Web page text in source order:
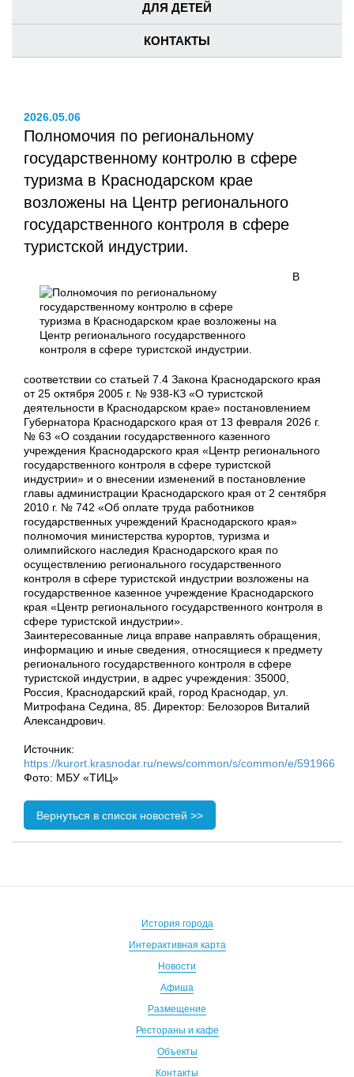
ДЛЯ ДЕТЕЙ
КОНТАКТЫ
2026.05.06
Полномочия по региональному
государственному контролю в сфере
туризма в Краснодарском крае
возложены на Центр регионального
государственного контроля в сфере
туристской индустрии.
В
соответствии со статьей 7.4 Закона Краснодарского края
от 25 октября 2005 г. № 938-КЗ «О туристской
деятельности в Краснодарском крае» постановлением
Губернатора Краснодарского края от 13 февраля 2026 г.
№ 63 «О создании государственного казенного
учреждения Краснодарского края «Центр регионального
государственного контроля в сфере туристской
индустрии» и о внесении изменений в постановление
главы администрации Краснодарского края от 2 сентября
2010 г. № 742 «Об оплате труда работников
государственных учреждений Краснодарского края»
полномочия министерства курортов, туризма и
олимпийского наследия Краснодарского края по
осуществлению регионального государственного
контроля в сфере туристской индустрии возложены на
государственное казенное учреждение Краснодарского
края «Центр регионального государственного контроля в
сфере туристской индустрии».
Заинтересованные лица вправе направлять обращения,
информацию и иные сведения, относящиеся к предмету
регионального государственного контроля в сфере
туристской индустрии, в адрес учреждения: 35000,
Россия, Краснодарский край, город Краснодар, ул.
Митрофана Седина, 85. Директор: Белозоров Виталий
Александрович.
Источник:
https://kurort.krasnodar.ru/news/common/s/common/e/591966
Фото: МБУ «ТИЦ»
Вернуться в список новостей >>
История города
Интерактивная карта
Новости
Афиша
Размещение
Рестораны и кафе
Объекты
Контакты